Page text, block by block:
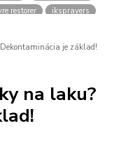
restorer
iksprayers
pneumatik
ochrana
zima
je základ!
na laku?